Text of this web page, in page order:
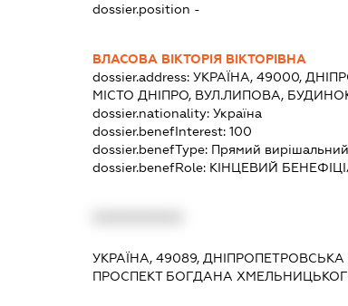
dossier.position -
ВЛАСОВА ВІКТОРІЯ ВІКТОРІВНА
dossier.address: УКРАЇНА, 49000,
МІСТО ДНІПРО, ВУЛ.ЛИПОВА,
dossier.nationality: Україна
dossier.benefInterest: 100
dossier.benefType: Прямий
dossier.benefRole: КІНЦЕВИЙ
УКРАЇНА, 49089,
ПРОСПЕКТ БОГДАНА